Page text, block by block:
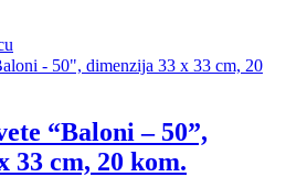
“Baloni – 50”,
33 cm, 20 kom.